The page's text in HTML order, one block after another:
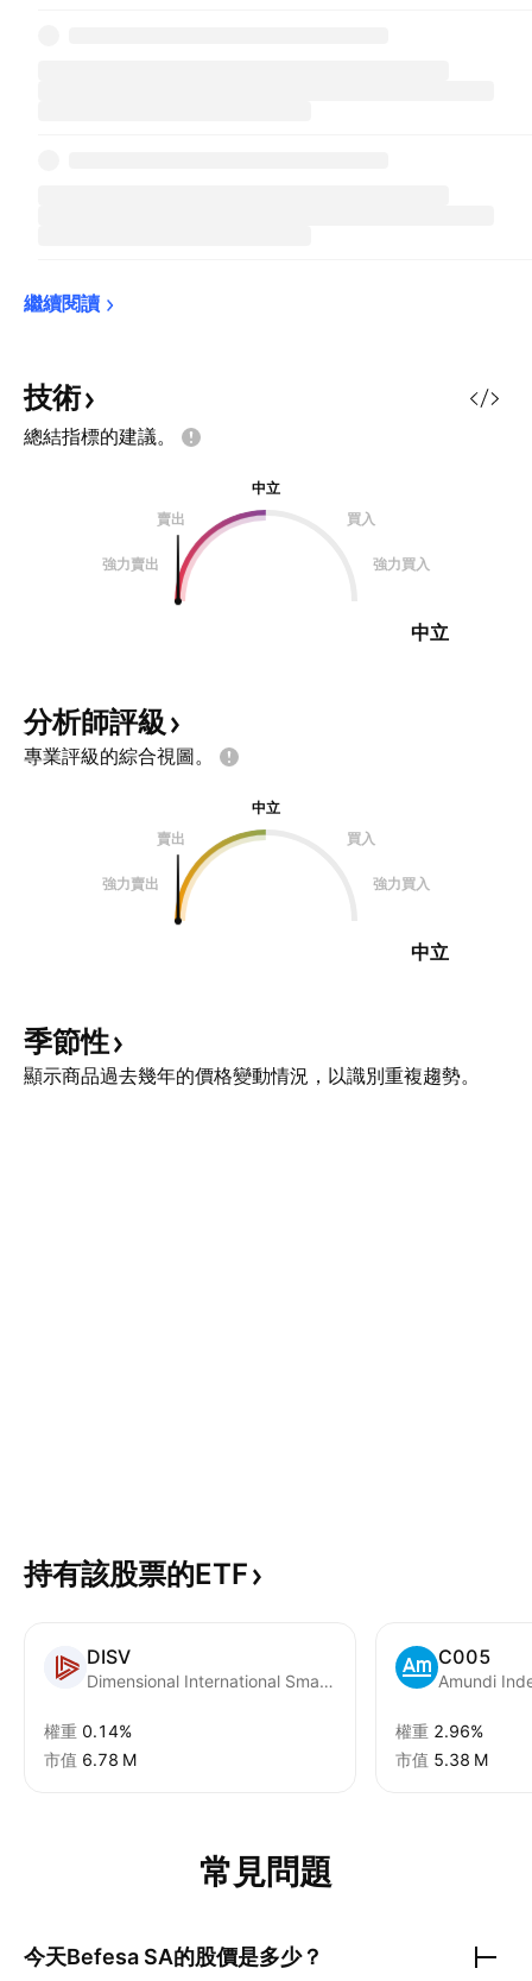
繼續閱讀
技術
總結指標的建議。
中立
賣出
買入
強力賣出 強力買入
中立
分析師評級
專業評級的綜合視圖。
中立
賣出
買入
強力賣出 強力買入
中立
季節性
顯示商品過去幾年的價格變動情況，以識別重複趨勢。
持有該股票的ETF
DISV
Dimensional International Small Cap Value ETF
權重 0.14%
市值 ‪6.78 M‬
C005
權重 2.96%
市值 ‪5.38 M‬
常見問題
今天Befesa SA的股價是多少？